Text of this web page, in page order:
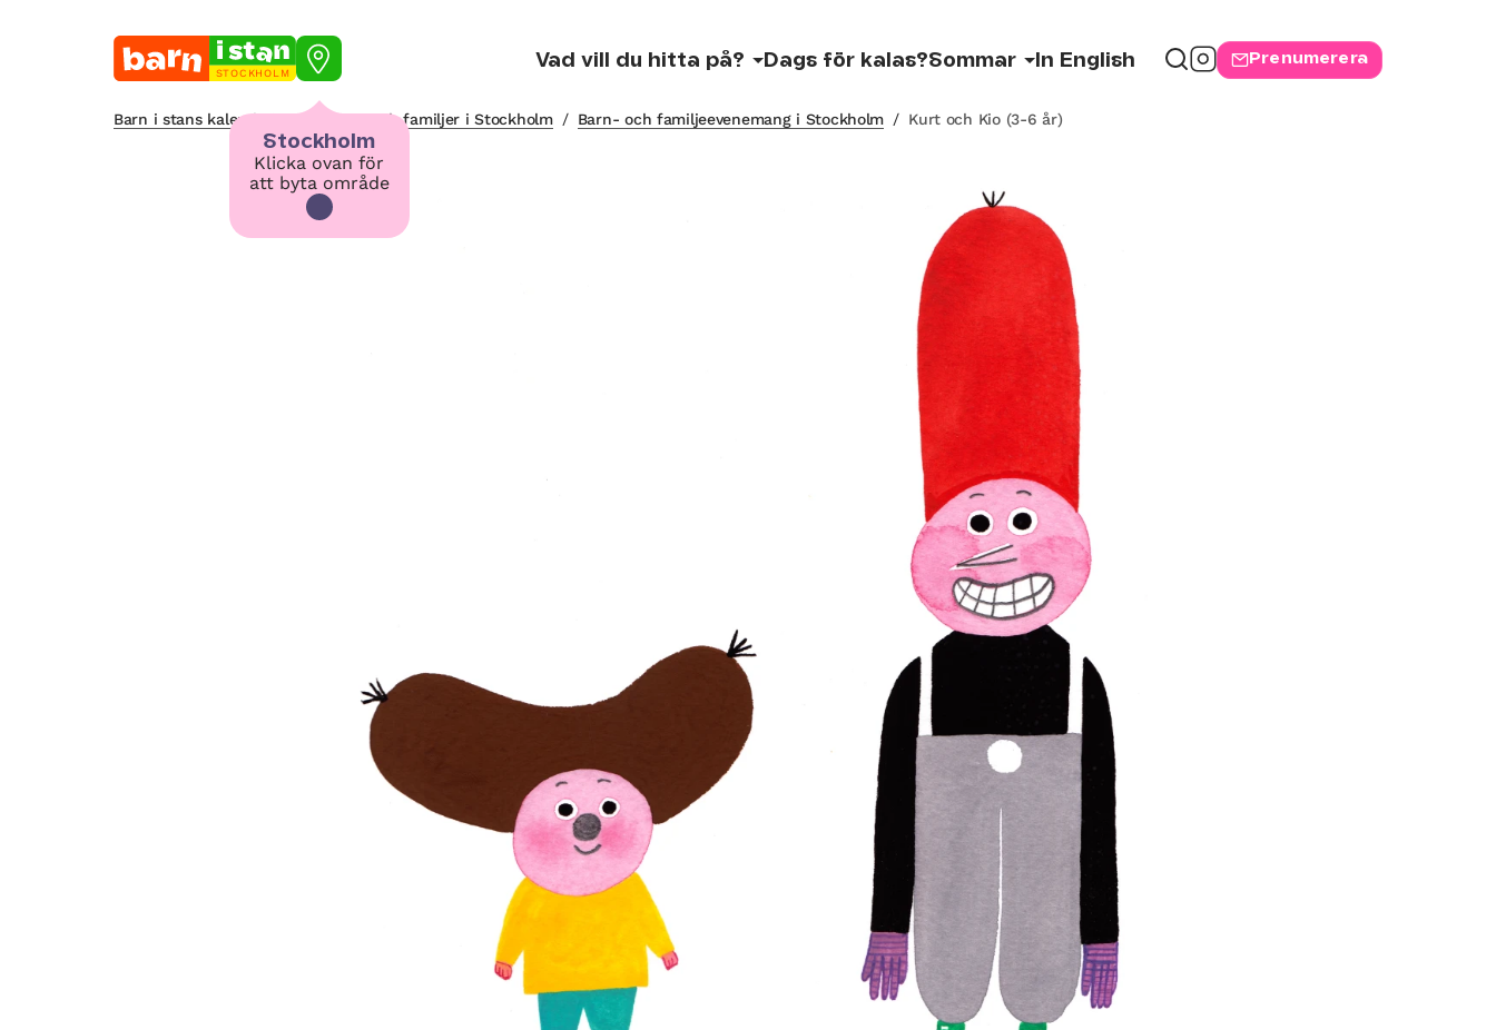
STOCKHOLM
Stockholm
Klicka ovan för
att byta område
Vad vill du hitta på? Dags för kalas?Sommar In English Prenumerera
Barn i stans kalendarium för barn och familjer i Stockholm / Barn- och familjeevenemang i Stockholm / Kurt och Kio (3-6 år)